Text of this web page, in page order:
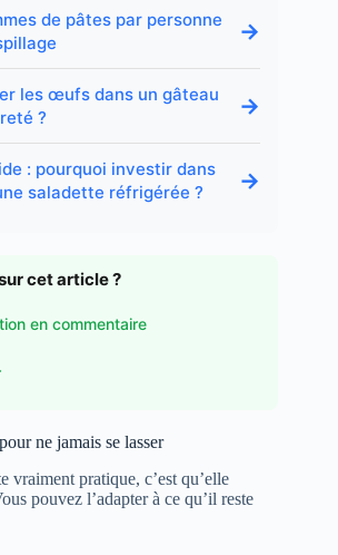
de pâtes par personne
→
les œufs dans un gâteau
?
→
: pourquoi investir dans
saladette réfrigérée ?
→
cet article ?
en commentaire
ne jamais se lasser
vraiment pratique, c’est qu’elle
pouvez l’adapter à ce qu’il reste